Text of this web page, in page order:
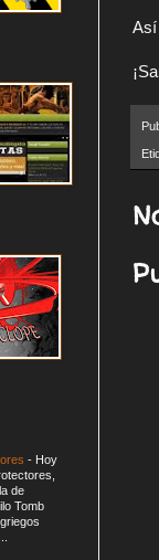
Así
- Hoy
de
Tomb